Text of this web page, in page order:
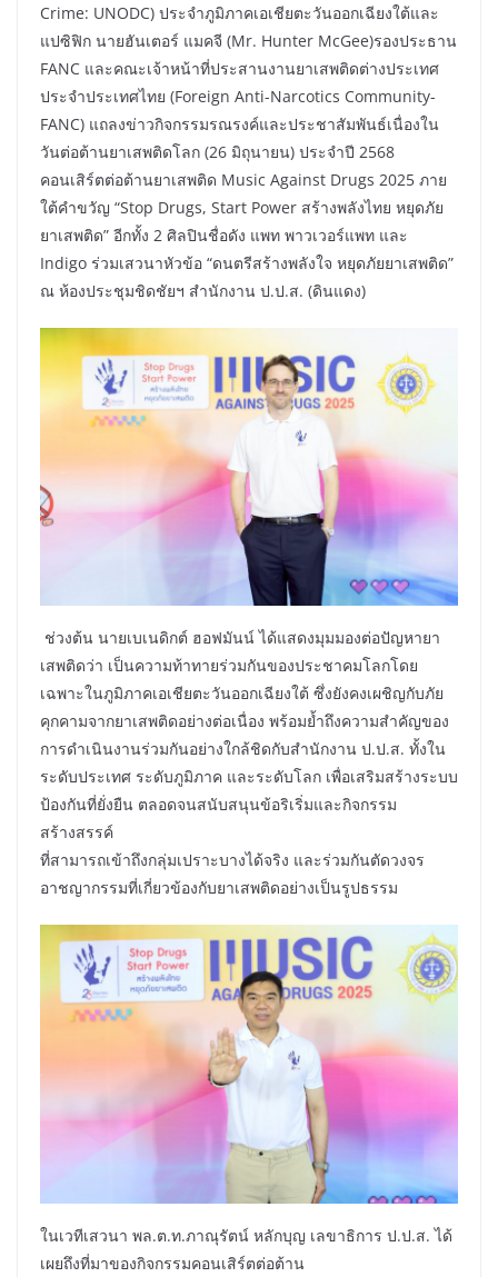
Crime: UNODC) ประจำภูมิภาคเอเชียตะวันออกเฉียงใต้และ
แปซิฟิก นายฮันเตอร์ แมคจี (Mr. Hunter McGee)รองประธาน
FANC และคณะเจ้าหน้าที่ประสานงานยาเสพติดต่างประเทศ
ประจำประเทศไทย (Foreign Anti-Narcotics Community-
FANC) แถลงข่าวกิจกรรมรณรงค์และประชาสัมพันธ์เนื่องใน
วันต่อต้านยาเสพติดโลก (26 มิถุนายน) ประจำปี 2568
คอนเสิร์ตต่อต้านยาเสพติด Music Against Drugs 2025 ภาย
ใต้คำขวัญ “Stop Drugs, Start Power สร้างพลังไทย หยุดภัย
ยาเสพติด” อีกทั้ง 2 ศิลปินชื่อดัง แพท พาวเวอร์แพท และ
Indigo ร่วมเสวนาหัวข้อ “ดนตรีสร้างพลังใจ หยุดภัยยาเสพติด”
ณ ห้องประชุมชิดชัยฯ สำนักงาน ป.ป.ส. (ดินแดง)
ช่วงต้น นายเบเนดิกต์ ฮอฟมันน์ ได้แสดงมุมมองต่อปัญหายา
เสพติดว่า เป็นความท้าทายร่วมกันของประชาคมโลกโดย
เฉพาะในภูมิภาคเอเชียตะวันออกเฉียงใต้ ซึ่งยังคงเผชิญกับภัย
คุกคามจากยาเสพติดอย่างต่อเนื่อง พร้อมย้ำถึงความสำคัญของ
การดำเนินงานร่วมกันอย่างใกล้ชิดกับสำนักงาน ป.ป.ส. ทั้งใน
ระดับประเทศ ระดับภูมิภาค และระดับโลก เพื่อเสริมสร้างระบบ
ป้องกันที่ยั่งยืน ตลอดจนสนับสนุนข้อริเริ่มและกิจกรรม
สร้างสรรค์
ที่สามารถเข้าถึงกลุ่มเปราะบางได้จริง และร่วมกันตัดวงจร
อาชญากรรมที่เกี่ยวข้องกับยาเสพติดอย่างเป็นรูปธรรม
ในเวทีเสวนา พล.ต.ท.ภาณุรัตน์ หลักบุญ เลขาธิการ ป.ป.ส. ได้
เผยถึงที่มาของกิจกรรมคอนเสิร์ตต่อต้าน